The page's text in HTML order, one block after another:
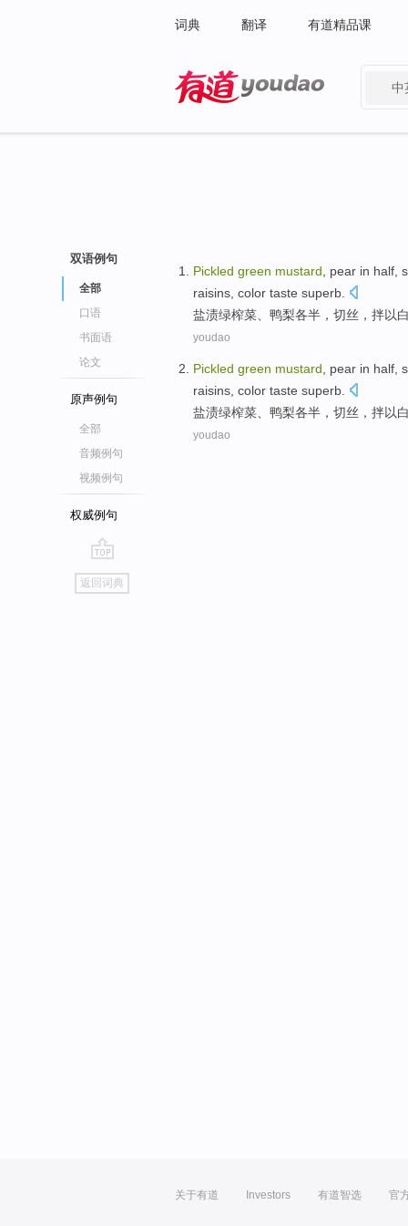
词典 翻译 有道精品课
中
双语例句
全部
口语
书面语
论文
原声例句
全部
音频例句
视频例句
权威例句
go
top
返回词典
Pickled green mustard pear in half,
raisins , color taste superb
盐渍绿榨菜 鸭梨各半， 切丝 ， 拌以
youdao
Pickled green mustard pear in half,
raisins , color taste superb
盐渍绿榨菜 鸭梨各半， 切丝 ， 拌以
youdao
关于有道 Investors 有道智选 官